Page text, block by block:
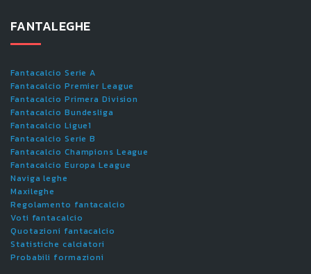
FANTALEGHE
Fantacalcio Serie A
Fantacalcio Premier League
Fantacalcio Primera Division
Fantacalcio Bundesliga
Fantacalcio Ligue1
Fantacalcio Serie B
Fantacalcio Champions League
Fantacalcio Europa League
Naviga leghe
Maxileghe
Regolamento fantacalcio
Voti fantacalcio
Quotazioni fantacalcio
Statistiche calciatori
Probabili formazioni